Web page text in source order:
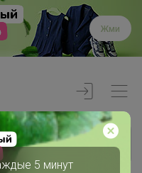
Жми
5 минут